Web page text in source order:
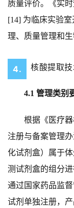
质量评价。《实
[14] 为临床实验
理、质量管理和
4. 核酸提取
4.1 管理类别
根据《医疗器
注册与备案管理
化试剂盒）属于
测试剂盒的组分
通过国家药品监
试剂单独注册，